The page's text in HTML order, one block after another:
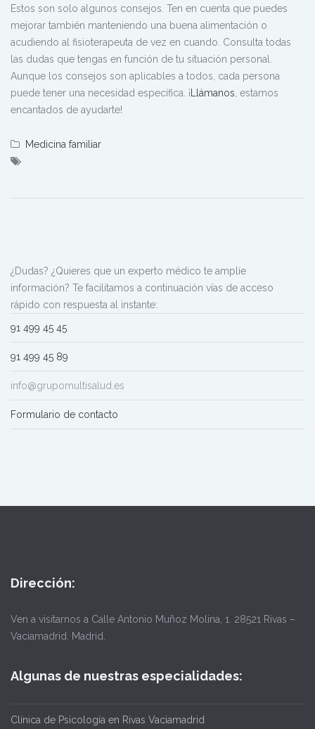
Estos son solo algunos consejos. Ten en cuenta que puedes
mejorar también manteniendo una buena alimentación o
acudiendo al fisioterapeuta de vez en cuando. Consulta todas
las dudas que tengas en función de tu situación personal.
Aunque los consejos son aplicables a todos, cada persona
puede tener una necesidad específica. ¡ Llámanos , estamos
encantados de ayudarte!
Medicina familiar
¿Dudas? ¿Quieres que un experto médico te amplíe
información? Te facilitamos a continuación vías de acceso
rápido con respuesta al instante:
91 499 45 45
91 499 45 89
info@grupomultisalud.es
Formulario de contacto
Dirección:
Ven a visitarnos a Calle Antonio Muñoz Molina, 1. 28521 Rivas –
Vaciamadrid. Madrid.
Algunas de nuestras especialidades:
Clínica de Psicología en Rivas Vaciamadrid